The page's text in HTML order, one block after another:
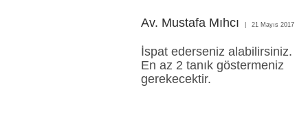
Av. Mustafa Mıhcı 21 Mayıs 2017
İspat ederseniz alabilirsiniz.
En az 2 tanık göstermeniz
gerekecektir.